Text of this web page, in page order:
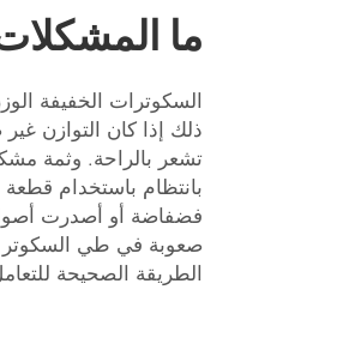
ما
السكوترات الخفيفة
ذلك إذا كان التوازن
تشعر بالراحة. وثمة
بانتظام باستخدام
فضفاضة أو أصدرت
صعوبة في طي السكوتر
الطريقة الصحيحة